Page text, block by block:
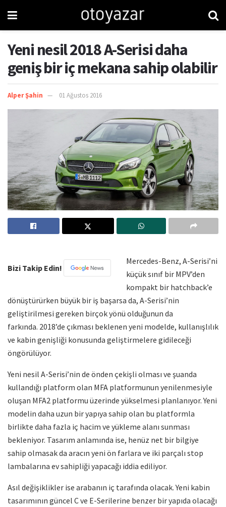
Yeni nesil 2018 A-Serisi daha
geniş bir iç mekana sahip olabilir
Alper Şahin 01 Ağustos 2016
Bizi Takip Edin!
Mercedes-Benz, A-Serisi’ni
küçük sınıf bir MPV’den
kompakt bir hatchback’e
dönüştürürken büyük bir iş başarsa da, A-Serisi’nin
geliştirilmesi gereken birçok yönü olduğunun da
farkında. 2018’de çıkması beklenen yeni modelde, kullanışlılık
ve kabin genişliği konusunda geliştirmelere gidileceği
öngörülüyor.
Yeni nesil A-Serisi’nin de önden çekişli olması ve şuanda
kullandığı platform olan MFA platformunun yenilenmesiyle
oluşan MFA2 platformu üzerinde yükselmesi planlanıyor. Yeni
modelin daha uzun bir yapıya sahip olan bu platformla
birlikte daha fazla iç hacim ve yükleme alanı sunması
bekleniyor. Tasarım anlamında ise, henüz net bir bilgiye
sahip olmasak da aracın yeni ön farlara ve iki parçalı stop
lambalarına ev sahipliği yapacağı iddia ediliyor.
Asıl değişiklikler ise arabanın iç tarafında olacak. Yeni kabin
tasarımının güncel C ve E-Serilerine benzer bir yapıda olacağı